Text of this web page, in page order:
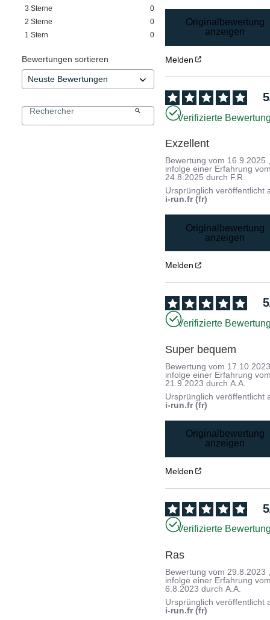
3 Sterne
0
2 Sterne
0
1 Stern 0
Bewertungen sortieren
Originalbewertung
anzeigen
Melden
5
Verifizierte
Exzellent
Bewertung vom 16.9.2025
infolge einer Erfahrung
24.8.2025 durch F.R.
Ursprünglich veröffentlicht
i-run.fr (fr)
Originalbewertung
anzeigen
Melden
5
Verifizierte
Super bequem
Bewertung vom
infolge einer Erfahrung
21.9.2023 durchA.A.
Ursprünglich veröffentlicht
i-run.fr (fr)
Originalbewertung
anzeigen
Melden
5
Verifizierte
Ras
Bewertung vom 29.8.2023
infolge einer Erfahrung
6.8.2023 durchA.A.
Ursprünglich veröffentlicht
i-run.fr (fr)